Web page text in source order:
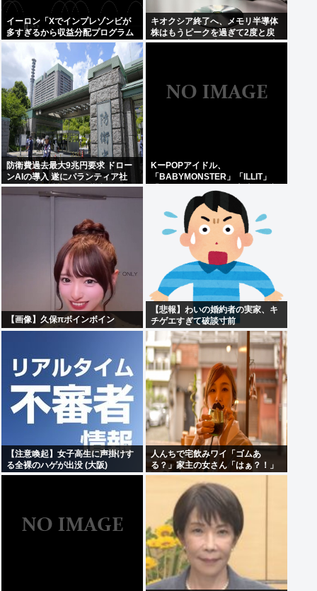
イーロン「Xでインプレゾンビが
多すぎるから収益分配プログラム
やめるわ」
キオクシア終了へ、メモリ半導体
株はもうピークを過ぎて2度と戻
らない。中国の時代になると警告
防衛費過去最大9兆円要求 ドロー
ンAIの導入 遂にパランティア社
(CIA出資)の戦術OSを導入か
KーPOPアイドル、
「BABYMONSTER」「ILLIT」
「RESCENE」の三国志時代に突
【画像】久保πボインボイン
【悲報】わいの婚約者の実家、キ
チゲエすぎて破談寸前
【注意喚起】女子高生に声掛けす
る全裸のハゲが出没 (大阪)
人んちで宅飲みワイ「ゴムあ
る？」家主の女さん「はぁ？！」
⇒結果www